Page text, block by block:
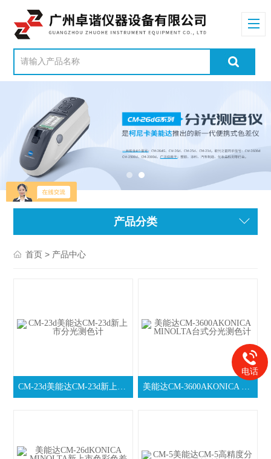
产品分类
首页 > 产品中心
CM-23d美能达CM-23d新上市分光测色计 美能达CM-3600AKONICA MINOLTA台式分光测色计
电话